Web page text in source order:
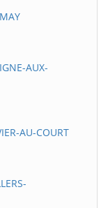
AUX-
AU-COURT